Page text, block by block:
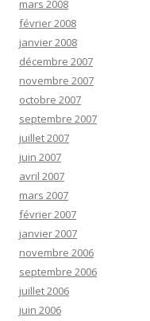
mars 2008
février 2008
janvier 2008
décembre 2007
novembre 2007
octobre 2007
septembre 2007
juillet 2007
juin 2007
avril 2007
mars 2007
février 2007
janvier 2007
novembre 2006
septembre 2006
juillet 2006
juin 2006